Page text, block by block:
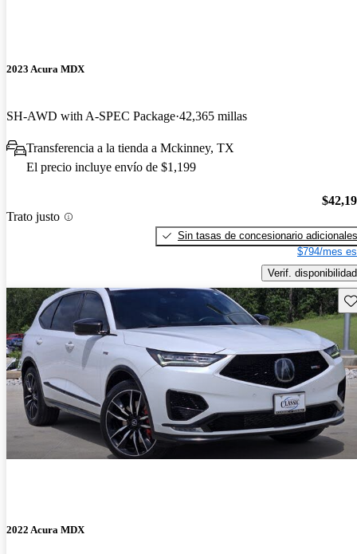
2023 Acura MDX
SH-AWD with A-SPEC Package 42,365 millas
Transferencia a la tienda a Mckinney, TX
El precio incluye envío de $1,199
Trato justo
Sin tasas de concesionario adicionales
$794/mes
Verif. disponibilidad
2022 Acura MDX